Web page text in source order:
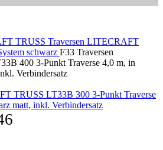
TRUSS Traversen LITECRAFT
schwarz F33 Traversen
400 3-Punkt Traverse 4,0 m, in
Verbindersatz
TRUSS LT33B 300 3-Punkt Traverse
matt, inkl. Verbindersatz